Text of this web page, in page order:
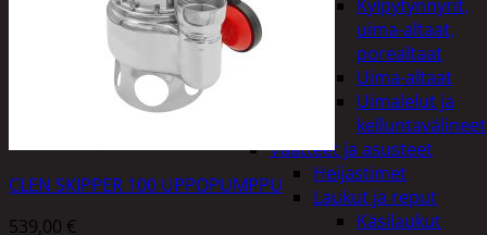
Kylpytynnyrit,
uima-altaat,
porealtaat
Uima-altaat
Uimalelut ja
kelluntavälineet
Vaatteet ja asusteet
Heijastimet
Laukut ja reput
Käsilaukut
CLEN SKIPPER 100 UPPOPUMPPU
539,00 €